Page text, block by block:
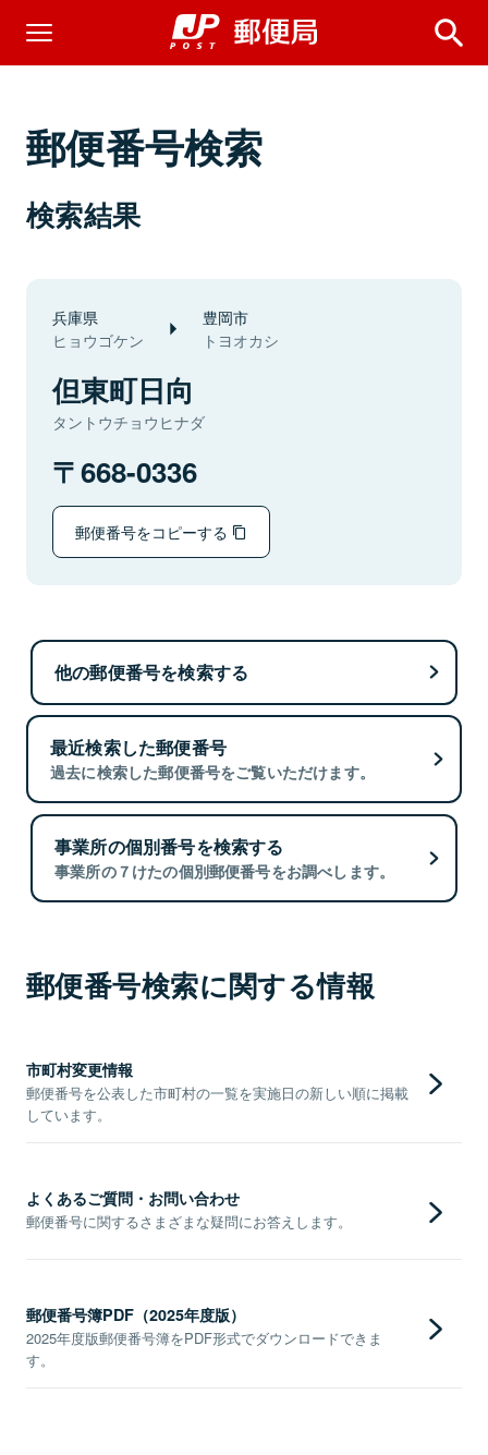
郵便番号検索
検索結果
兵庫県
ヒョウゴケン
豊岡市
トヨオカシ
但東町日向
タントウチョウヒナダ
668-0336
郵便番号をコピーする
他の郵便番号を検索する
最近検索した郵便番号
過去に検索した郵便番号をご覧いただけます。
事業所の個別番号を検索する
事業所の７けたの個別郵便番号をお調べします。
郵便番号検索に関する情報
市町村変更情報
郵便番号を公表した市町村の一覧を実施日の新しい順に掲載
しています。
よくあるご質問・お問い合わせ
郵便番号に関するさまざまな疑問にお答えします。
郵便番号簿PDF（2025年度版）
2025年度版郵便番号簿をPDF形式でダウンロードできま
す。